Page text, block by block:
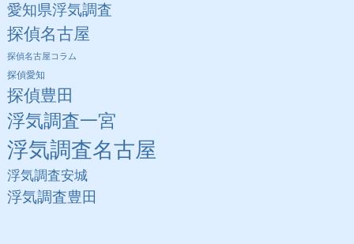
愛知県浮気調査
探偵名古屋
探偵名古屋コラム
探偵愛知
探偵豊田
浮気調査一宮
浮気調査名古屋
浮気調査安城
浮気調査豊田